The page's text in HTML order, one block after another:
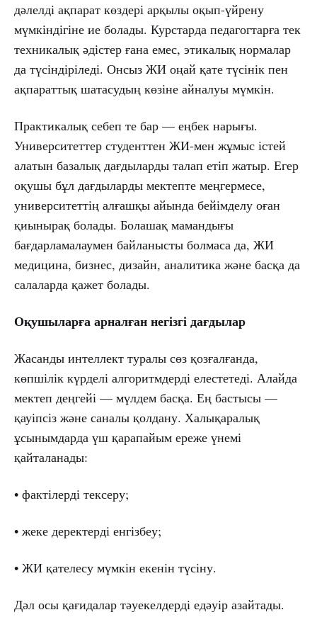
дәлелді ақпарат көздері арқылы оқып-үйрену
мүмкіндігіне ие болады. Курстарда педагогтарға тек
техникалық әдістер ғана емес, этикалық нормалар
да түсіндіріледі. Онсыз ЖИ оңай қате түсінік пен
ақпараттық шатасудың көзіне айналуы мүмкін.
Практикалық себеп те бар — еңбек нарығы.
Университеттер студенттен ЖИ-мен жұмыс істей
алатын базалық дағдыларды талап етіп жатыр. Егер
оқушы бұл дағдыларды мектепте меңгермесе,
университеттің алғашқы айында бейімделу оған
қиынырақ болады. Болашақ мамандығы
бағдарламалаумен байланысты болмаса да, ЖИ
медицина, бизнес, дизайн, аналитика және басқа да
салаларда қажет болады.
Оқушыларға арналған негізгі дағдылар
Жасанды интеллект туралы сөз қозғалғанда,
көпшілік күрделі алгоритмдерді елестетеді. Алайда
мектеп деңгейі — мүлдем басқа. Ең бастысы —
қауіпсіз және саналы қолдану. Халықаралық
ұсынымдарда үш қарапайым ереже үнемі
қайталанады:
• фактілерді тексеру;
• жеке деректерді енгізбеу;
• ЖИ қателесу мүмкін екенін түсіну.
Дәл осы қағидалар тәуекелдерді едәуір азайтады.